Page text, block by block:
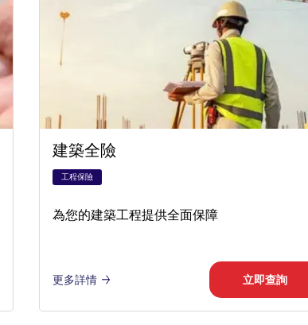
建築全險
工程保險
為您的建築工程提供全面保障
更多詳情 立即查詢